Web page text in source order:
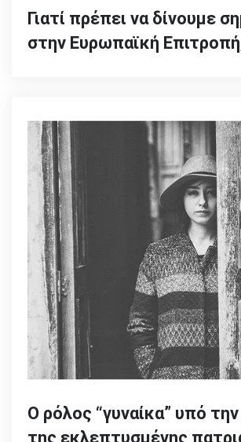
Γιατί πρέπει να δίνουμε
στην Ευρωπαϊκή
Ο ρόλος “γυναίκα” υπό
της εκλεπτυσμένης